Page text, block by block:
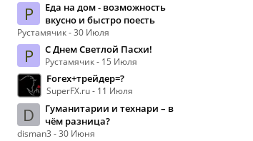
Р
Еда на дом - возможность
вкусно и быстро поесть
Рустамячик - 30 Июля
Р С Днем Светлой Пасхи!
Рустамячик - 15 Июля
Forex+трейдер=?
SuperFX.ru - 11 Июля
D
Гуманитарии и технари – в
чём разница?
disman3 - 30 Июня